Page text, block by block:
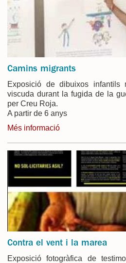
Camins migrants
Exposició de dibuixos infantils
viscuda durant la fugida de la
per Creu Roja.
A partir de 6 anys
Més informació
Contra el vent i la marea
Exposició fotogràfica de